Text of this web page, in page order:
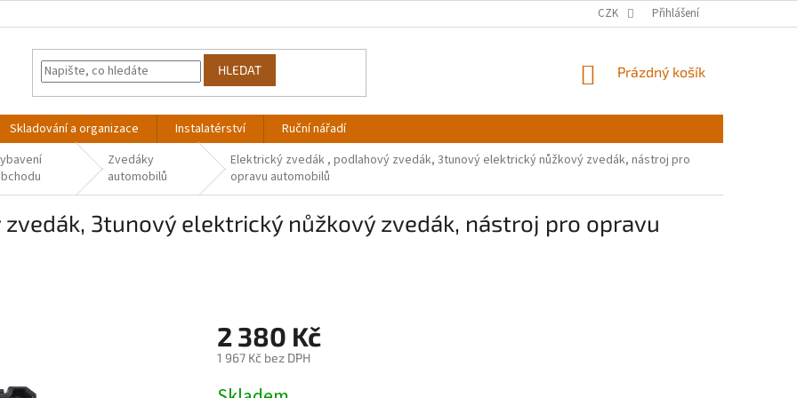
CZK Přihlášení
HLEDAT
NÁKUPNÍ
Prázdný košík
Skladování a organizace Instalatérství Ruční nářadí
Zvedáky
automobilů
Elektrický zvedák , podlahový zvedák, 3tunový elektrický nůžkový zvedák, nástroj pro
opravu automobilů
3tunový elektrický nůžkový zvedák, nástroj pro opravu
2 380 Kč
1 967 Kč bez DPH